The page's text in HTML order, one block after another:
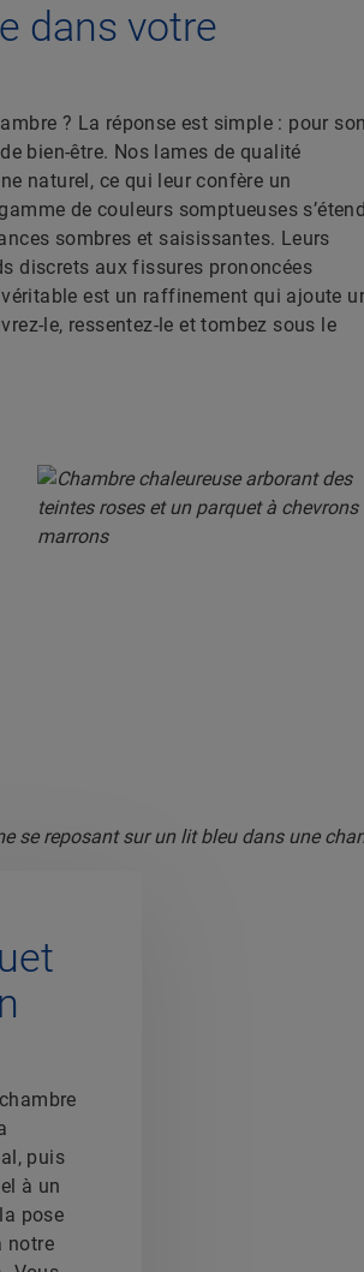
dans votre
? La réponse est simple : pour son
bien-être. Nos lames de qualité
naturel, ce qui leur confère un
de couleurs somptueuses s’étend
sombres et saisissantes. Leurs
discrets aux fissures prononcées
est un raffinement qui ajoute
le, ressentez-le et tombez sous le
puis
à un
pose
notre